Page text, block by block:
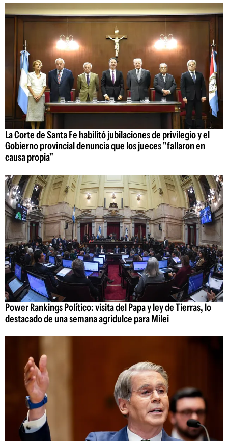
La Corte de Santa Fe habilitó jubilaciones de privilegio y el
Gobierno provincial denuncia que los jueces "fallaron en
causa propia"
Power Rankings Político: visita del Papa y ley de Tierras, lo
destacado de una semana agridulce para Milei